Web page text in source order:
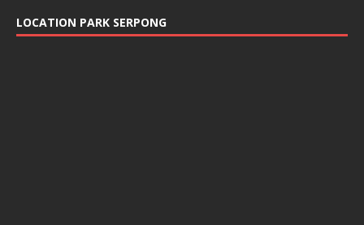
LOCATION PARK SERPONG